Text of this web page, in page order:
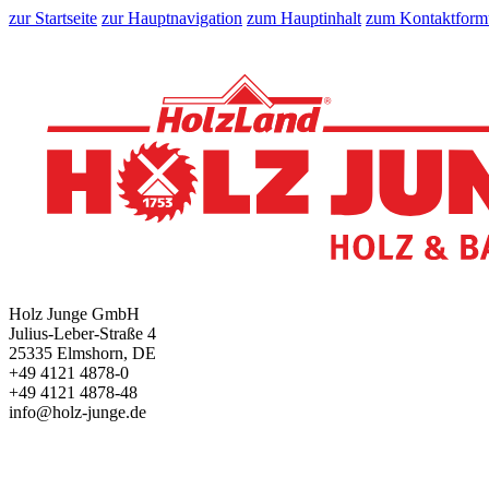
zur Startseite zur Hauptnavigation zum Hauptinhalt zum
Holz Junge GmbH
Julius-Leber-Straße 4
25335 Elmshorn, DE
+49 4121 4878-0
+49 4121 4878-48
info@holz-junge.de